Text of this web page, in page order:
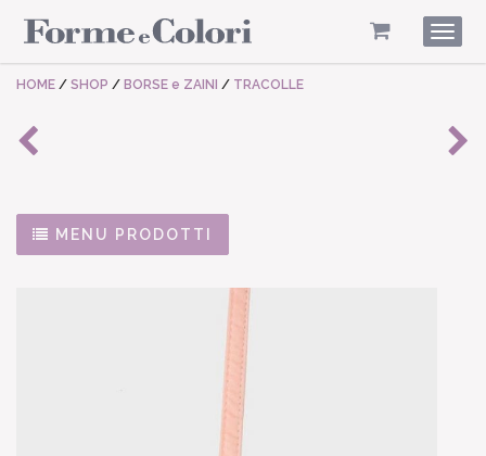
HOME / SHOP / BORSE e ZAINI / TRACOLLE
MENU PRODOTTI